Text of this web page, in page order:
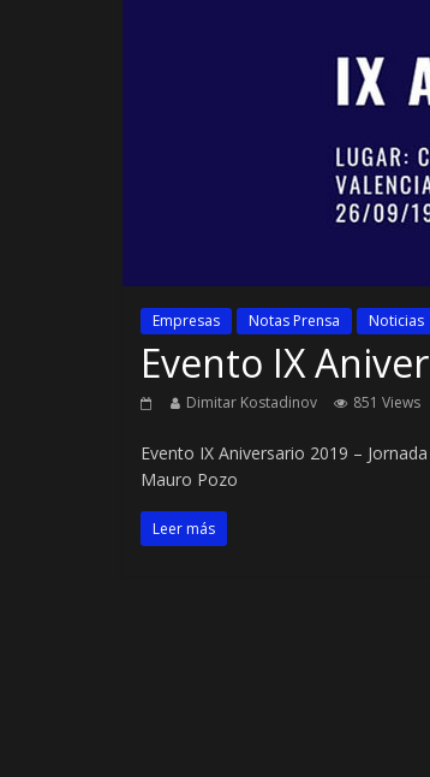
Empresas Notas Prensa Noticias
Evento IX
Dimitar Kostadinov 851 Views
Evento IX Aniversario 2019 –
Mauro Pozo
Leer más